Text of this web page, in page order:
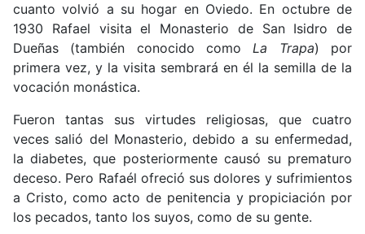
cuanto volvió a su hogar en Oviedo. En octubre de
1930 Rafael visita el Monasterio de San Isidro de
Dueñas (también conocido comoLa Trapa) por
primera vez, y la visita sembrará en él la semilla de la
vocación monástica.
Fueron tantas sus virtudes religiosas, que cuatro
veces salió del Monasterio, debido a su enfermedad,
la diabetes, que posteriormente causó su prematuro
deceso. Pero Rafaél ofreció sus dolores y sufrimientos
a Cristo, como acto de penitencia y propiciación por
los pecados, tanto los suyos, como de su gente.